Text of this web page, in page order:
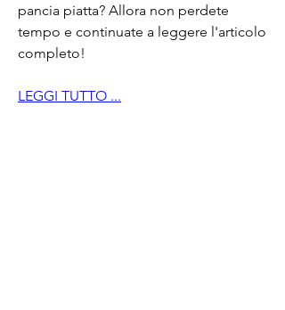
pancia piatta? Allora non perdete
tempo e continuate a leggere l'articolo
completo!
LEGGI TUTTO ...